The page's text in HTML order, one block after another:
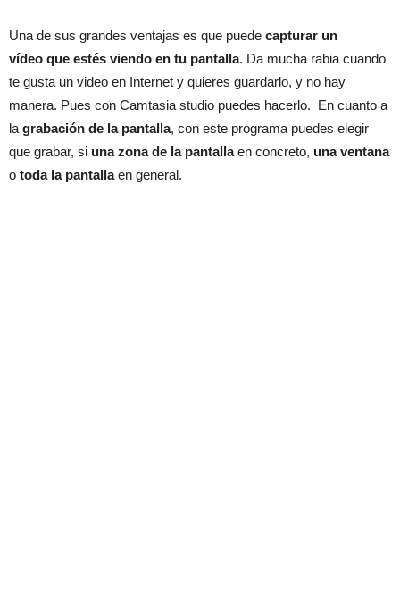
Una de sus grandes ventajas es que puede capturar un
vídeo que estés viendo en tu pantalla. Da mucha rabia cuando
te gusta un video en Internet y quieres guardarlo, y no hay
manera. Pues con Camtasia studio puedes hacerlo. En cuanto a
la grabación de la pantalla, con este programa puedes elegir
que grabar, si una zona de la pantallaen concreto, una ventana
o toda la pantallaen general.